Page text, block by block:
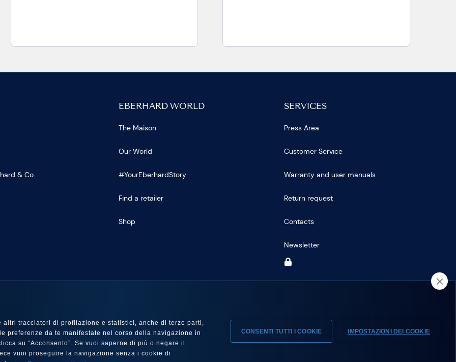
& Co.
EBERHARD WORLD
The Maison
Our World
#YourEberhardStory
Find a retailer
Shop
SERVICES
Press Area
Customer Service
Warranty and user manuals
Return request
Contacts
Newsletter
tracciatori di profilazione e statistici, anche di terze parti,
da te manifestate nel corso della navigazione in
su “Acconsento”. Se vuoi saperne di più o negare il
vuoi proseguire la navigazione senza i cookie di
CONSENTI TUTTI I COOKIE IMPOSTAZIONI DEI COOKIE